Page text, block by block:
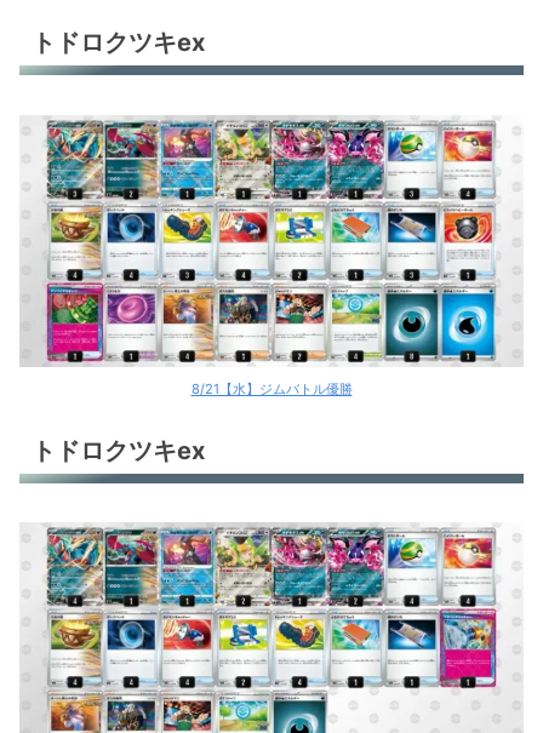
トドロクツキex
8/21【水】ジムバトル優勝
トドロクツキex